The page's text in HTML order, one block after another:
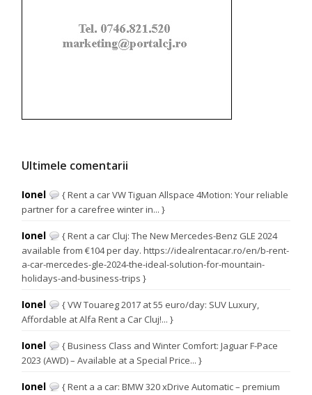
Ultimele comentarii
Ionel
{ Rent a car VW Tiguan Allspace 4Motion: Your reliable
partner for a carefree winter in... }
Ionel
{ Rent a car Cluj: The New Mercedes-Benz GLE 2024
available from €104 per day. https://idealrentacar.ro/en/b-rent-
a-car-mercedes-gle-2024-the-ideal-solution-for-mountain-
holidays-and-business-trips }
Ionel
{ VW Touareg 2017 at 55 euro/day: SUV Luxury,
Affordable at Alfa Rent a Car Cluj!... }
Ionel
{ Business Class and Winter Comfort: Jaguar F-Pace
2023 (AWD) – Available at a Special Price... }
Ionel
{ Rent a a car: BMW 320 xDrive Automatic – premium